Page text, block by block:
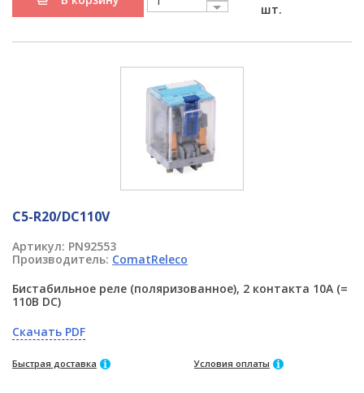
шт.
C5-R20/DC110V
Артикул: PN92553
Производитель: ComatReleco
Бистабильное реле (поляризованное), 2 контакта 10A (=
110В DC)
Скачать PDF
Быстрая доставка Условия оплаты